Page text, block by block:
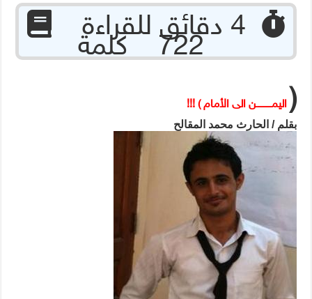
722 كلمة
(اليمـــــــــــن الى الأمام ) !!!
بقلم / الحارث محمد المقالح